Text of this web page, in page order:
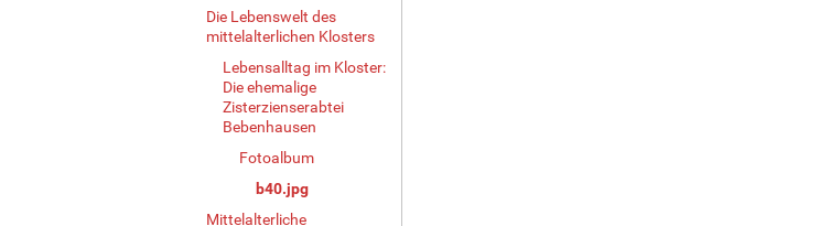
Die Lebenswelt des
mittelalterlichen Klosters
Lebensalltag im Kloster:
Die ehemalige
Zisterzienserabtei
Bebenhausen
Fotoalbum
b40.jpg
Mittelalterliche